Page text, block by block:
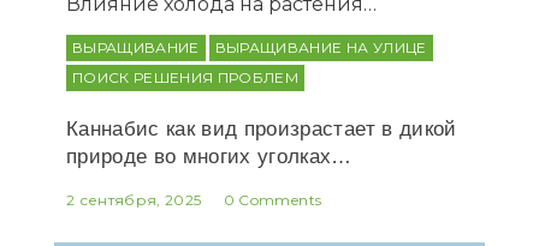
ВЫРАЩИВАНИЕ
ВЫРАЩИВАНИЕ НА УЛИЦЕ
ПОИСК РЕШЕНИЯ ПРОБЛЕМ
Каннабис как вид произрастает в дикой
природе во многих уголках…
2 сентября, 2025 0 Comments